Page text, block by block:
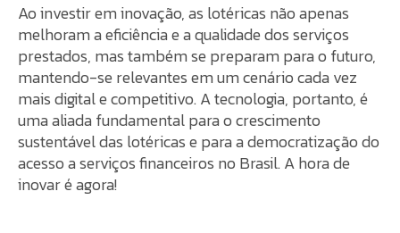
Ao investir em inovação, as lotéricas não apenas
melhoram a eficiência e a qualidade dos serviços
prestados, mas também se preparam para o futuro,
mantendo-se relevantes em um cenário cada vez
mais digital e competitivo. A tecnologia, portanto, é
uma aliada fundamental para o crescimento
sustentável das lotéricas e para a democratização do
acesso a serviços financeiros no Brasil. A hora de
inovar é agora!